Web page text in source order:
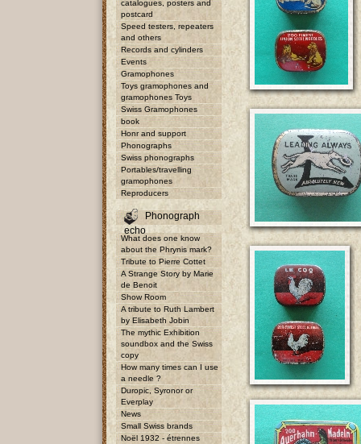
catalogues, posters and
postcard
Speed testers, repeaters
and others
Records and cylinders
Events
Gramophones
Toys gramophones and
gramophones Toys
Swiss Gramophones
book
Honr and support
Phonographs
Swiss phonographs
Portables/travelling
gramophones
Reproducers
Phonograph
echo
What does one know
about the Phrynis mark?
Tribute to Pierre Cottet
A Strange Story by Marie
de Benoit
Show Room
A tribute to Ruth Lambert
by Elisabeth Jobin
The mythic Exhibition
soundbox and the Swiss
copy
How many times can I use
a needle ?
Duropic, Syronor or
Everplay
News
Small Swiss brands
Noël 1932 - étrennes